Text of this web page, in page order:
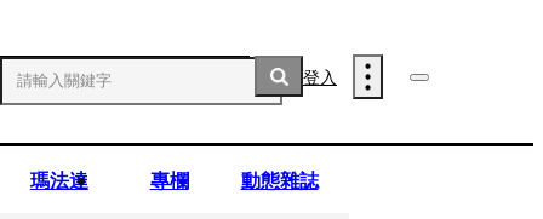
登入
瑪法達 專欄 動態雜誌